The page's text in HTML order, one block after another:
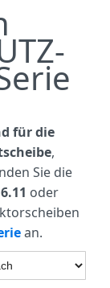
für die
,
Sie die
oder
an.